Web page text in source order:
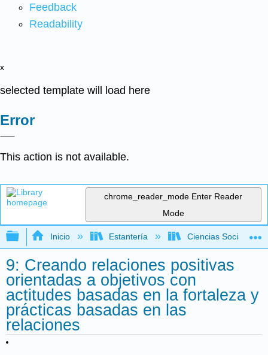
Feedback
Readability
x
selected template will load here
Error
This action is not available.
chrome_reader_mode Enter Reader
Mode
Expandir/contraer jerarquía global
Inicio Estantería Ciencias Sociales
9: Creando relaciones positivas
orientadas a objetivos con
actitudes basadas en la fortaleza y
prácticas basadas en las
relaciones